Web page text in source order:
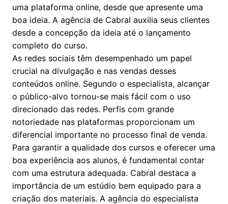
uma plataforma online, desde que apresente uma
boa ideia. A agência de Cabral auxilia seus clientes
desde a concepção da ideia até o lançamento
completo do curso.
As redes sociais têm desempenhado um papel
crucial na divulgação e nas vendas desses
conteúdos online. Segundo o especialista, alcançar
o público-alvo tornou-se mais fácil com o uso
direcionado das redes. Perfis com grande
notoriedade nas plataformas proporcionam um
diferencial importante no processo final de venda.
Para garantir a qualidade dos cursos e oferecer uma
boa experiência aos alunos, é fundamental contar
com uma estrutura adequada. Cabral destaca a
importância de um estúdio bem equipado para a
criação dos materiais. A agência do especialista